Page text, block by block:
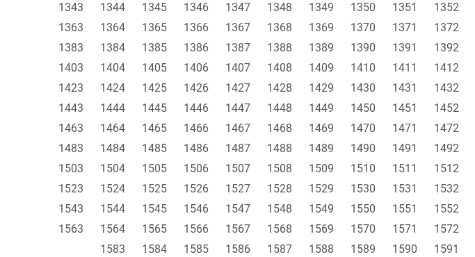
1343
1344 1345 1346 1347 1348 1349 1350 1351 1352
1363
1364 1365 1366 1367 1368 1369 1370 1371 1372
1383
1384 1385 1386 1387 1388 1389 1390 1391 1392
1403
1404 1405 1406 1407 1408 1409 1410 1411 1412
1423
1424 1425 1426 1427 1428 1429 1430 1431 1432
1443
1444 1445 1446 1447 1448 1449 1450 1451 1452
1463
1464 1465 1466 1467 1468 1469 1470 1471 1472
1483
1484 1485 1486 1487 1488 1489 1490 1491 1492
1503
1504 1505 1506 1507 1508 1509 1510 1511 1512
1523
1524 1525 1526 1527 1528 1529 1530 1531 1532
1543
1544 1545 1546 1547 1548 1549 1550 1551 1552
1563
1564 1565 1566 1567 1568 1569 1570 1571 1572
1583
1584 1585 1586 1587 1588 1589 1590 1591